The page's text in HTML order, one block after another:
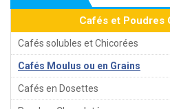
Cafés et Poudres
Cafés solubles et Chicorées
Cafés Moulus ou en Grains
Cafés en Dosettes